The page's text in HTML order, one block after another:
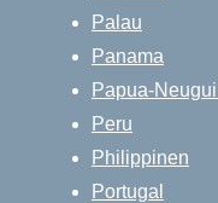
Palau
Panama
Papua-
Peru
Philippinen
Portugal